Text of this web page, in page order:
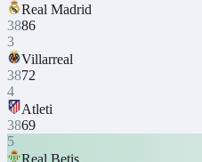
Real Madrid
3886
3
Villarreal
3872
4
Atleti
3869
5
Real Betis